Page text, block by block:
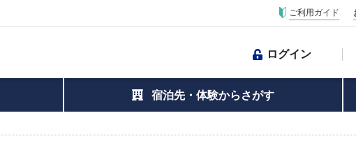
ご利用ガイド
ログイン
宿泊先・体験からさがす